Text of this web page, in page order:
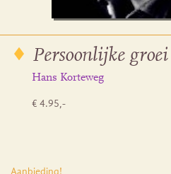
Persoonlijke
Hans Korteweg
€ 4.95,-
Aanbieding!